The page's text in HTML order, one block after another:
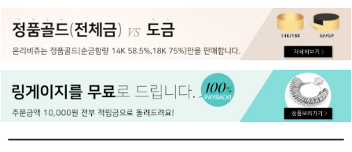
페이코 ID로
PAYCO 바로